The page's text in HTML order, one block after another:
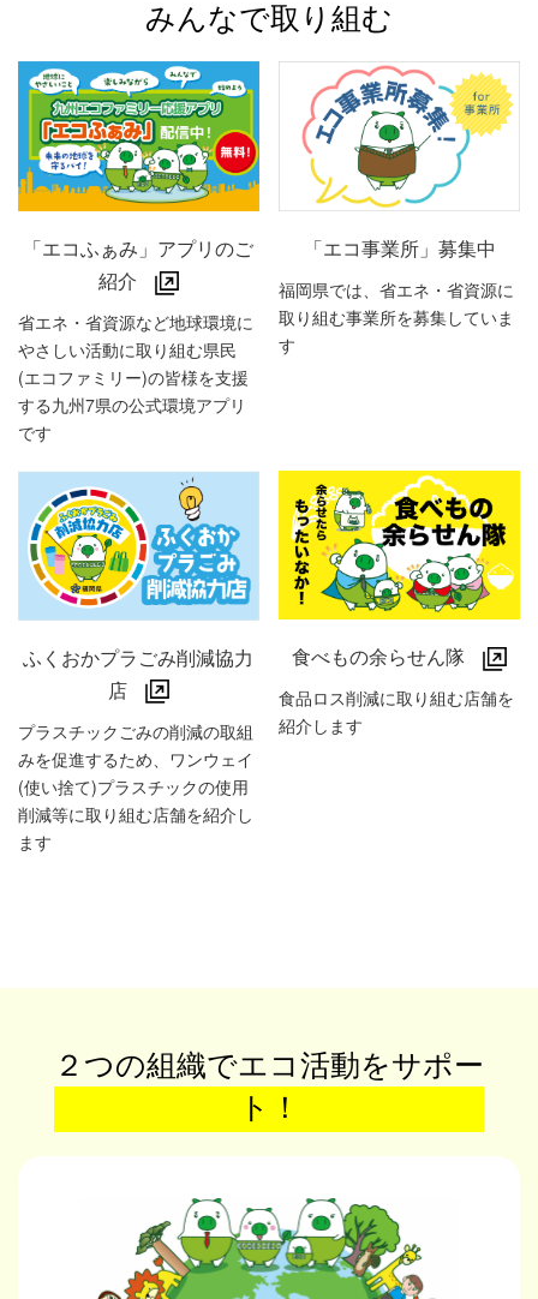
みんなで取り組む
「エコふぁみ」アプリのご
紹介
省エネ・省資源など地球環境に
やさしい活動に取り組む県民
(エコファミリー)の皆様を支援
する九州7県の公式環境アプリ
です
「エコ事業所」募集中
福岡県では、省エネ・省資源に
取り組む事業所を募集していま
す
ふくおかプラごみ削減協力
店
プラスチックごみの削減の取組
みを促進するため、ワンウェイ
(使い捨て)プラスチックの使用
削減等に取り組む店舗を紹介し
ます
食べもの余らせん隊
食品ロス削減に取り組む店舗を
紹介します
２つの組織でエコ活動をサポー
ト！